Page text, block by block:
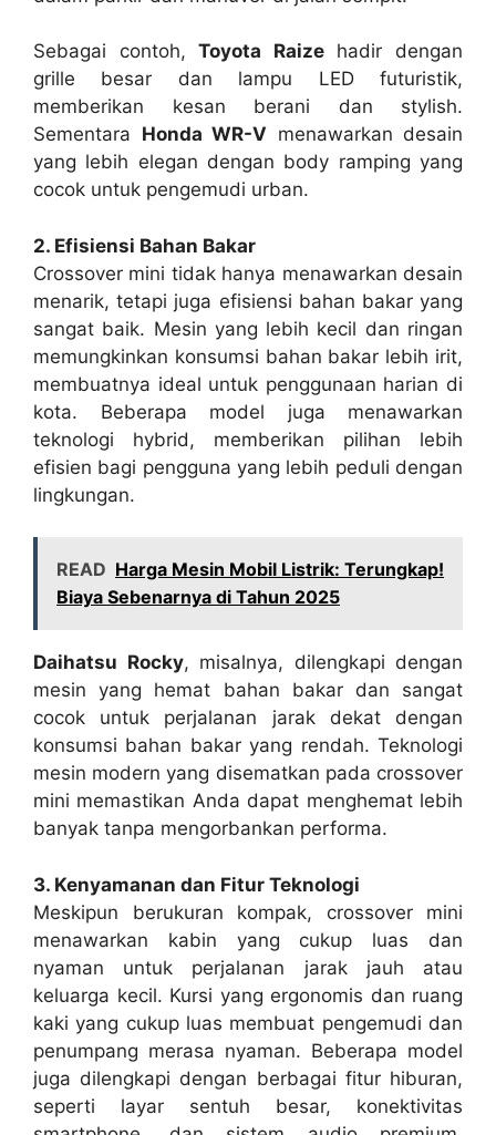
Sebagai contoh,Toyota Raizehadir dengan
grille besar dan lampu LED futuristik,
memberikan kesan berani dan stylish.
Sementara Honda WR-V menawarkan desain
yang lebih elegan dengan body ramping yang
cocok untuk pengemudi urban.
2. Efisiensi Bahan Bakar
Crossover mini tidak hanya menawarkan desain
menarik, tetapi juga efisiensi bahan bakar yang
sangat baik. Mesin yang lebih kecil dan ringan
memungkinkan konsumsi bahan bakar lebih irit,
membuatnya ideal untuk penggunaan harian di
kota. Beberapa model juga menawarkan
teknologi hybrid, memberikan pilihan lebih
efisien bagi pengguna yang lebih peduli dengan
lingkungan.
READ Harga Mesin Mobil Listrik: Terungkap!
Biaya Sebenarnya di Tahun 2025
Daihatsu Rocky, misalnya, dilengkapi dengan
mesin yang hemat bahan bakar dan sangat
cocok untuk perjalanan jarak dekat dengan
konsumsi bahan bakar yang rendah. Teknologi
mesin modern yang disematkan pada crossover
mini memastikan Anda dapat menghemat lebih
banyak tanpa mengorbankan performa.
3. Kenyamanan dan Fitur Teknologi
Meskipun berukuran kompak, crossover mini
menawarkan kabin yang cukup luas dan
nyaman untuk perjalanan jarak jauh atau
keluarga kecil. Kursi yang ergonomis dan ruang
kaki yang cukup luas membuat pengemudi dan
penumpang merasa nyaman. Beberapa model
juga dilengkapi dengan berbagai fitur hiburan,
seperti layar sentuh besar, konektivitas